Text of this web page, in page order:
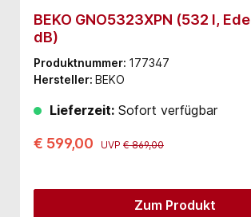
BEKO GNO5323XPN (532 l,
dB)
Produktnummer: 177347
Hersteller: BEKO
Lieferzeit: Sofort verfügbar
€ 599,00 UVP € 869,00
Zum Produkt